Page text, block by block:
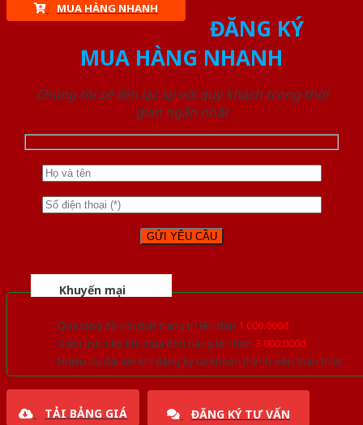
MUA HÀNG NHANH
ĐĂNG KÝ
MUA HÀNG NHANH
Chúng tôi sẽ liên lạc lại với quý khách trong thời
gian ngắn nhất
Khuyến mại
Quà tặng đồ nội thất trang trí lên đến 1.000.000đ
Giảm trực tiếp khi mua đơn hàng lớn hơn 3.000.000đ
Nhiều ưu đãi lớn khi đăng ký tài khoản thành viên thân thiết
TẢI BẢNG GIÁ ĐĂNG KÝ TƯ VẤN